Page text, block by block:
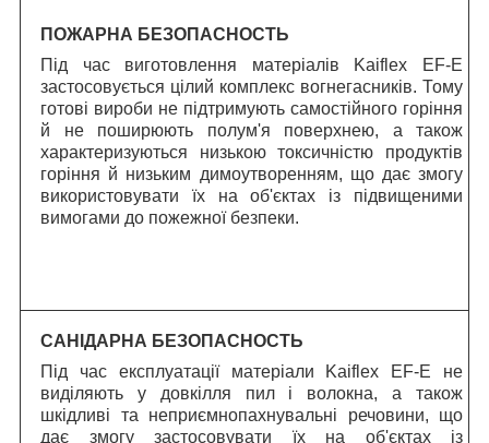
ПОЖАРНА БЕЗОПАСНОСТЬ
Під час виготовлення матеріалів Kaiflex EF-E
застосовується цілий комплекс вогнегасників. Тому
готові вироби не підтримують самостійного горіння
й не поширюють полум'я поверхнею, а також
характеризуються низькою токсичністю продуктів
горіння й низьким димоутворенням, що дає змогу
використовувати їх на об'єктах із підвищеними
вимогами до пожежної безпеки.
САНІДАРНА БЕЗОПАСНОСТЬ
Під час експлуатації матеріали Kaiflex EF-E не
виділяють у довкілля пил і волокна, а також
шкідливі та неприємнопахнувальні речовини, що
дає змогу застосовувати їх на об'єктах із